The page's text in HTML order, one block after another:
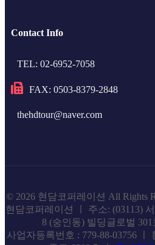
Contact Info
TEL: 02-6952-7058
FAX: 0503-8379-2848
thehdtour@naver.com
© 2026 현담코퍼레이션 All Rights
현담코퍼레이션 ㅣ 주소: (03113)
8 (숭인동) 빌딩글로벌
사업자등록번호 : 779-88-03756 ㅣ